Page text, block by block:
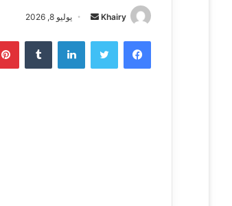
Khairy
أ
ل
يوليو 8, 2026
فيسبوك تويتر لينكدإن ‏Tumblr